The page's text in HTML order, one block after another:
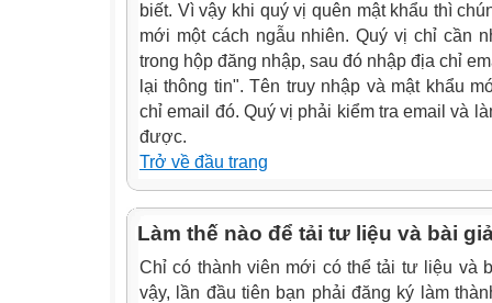
biết. Vì vậy khi quý vị quên mật khẩu thì
mới một cách ngẫu nhiên. Quý vị chỉ cần
trong hộp đăng nhập, sau đó nhập địa chỉ
lại thông tin". Tên truy nhập và mật khẩu
chỉ email đó. Quý vị phải kiểm tra email và
được.
Trở về đầu trang
Làm thế nào để tải tư liệu và bài
Chỉ có thành viên mới có thể tải tư liệu và
vậy, lần đầu tiên bạn phải đăng ký làm